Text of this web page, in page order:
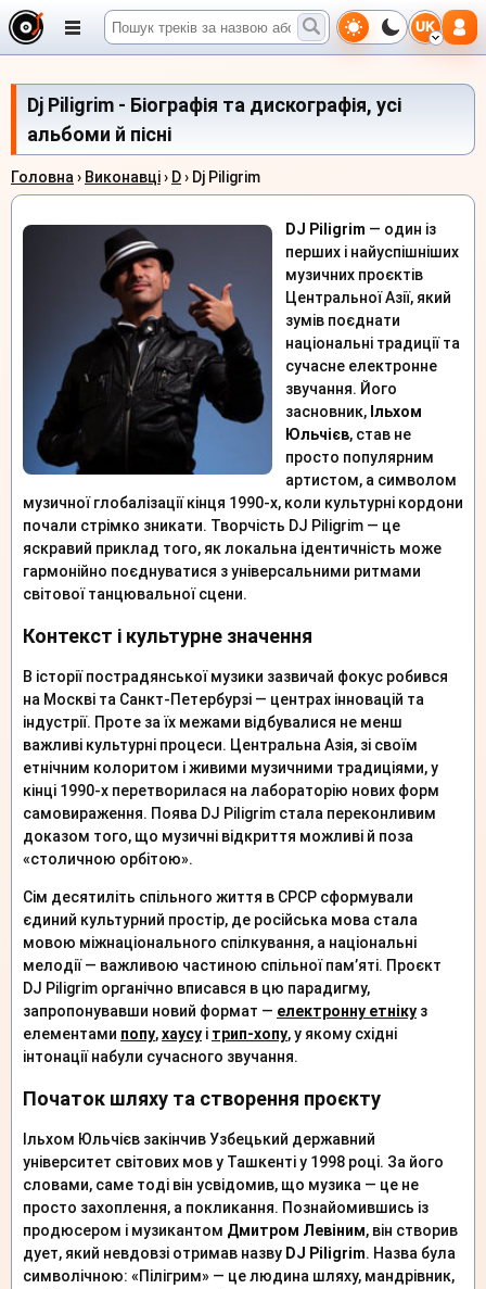
UK
Dj Piligrim - Біографія та дискографія, усі
альбоми й пісні
Головна › Виконавці› D› Dj Piligrim
DJ Piligrim — один із
перших і найуспішніших
музичних проєктів
Центральної Азії, який
зумів поєднати
національні традиції та
сучасне електронне
звучання. Його
засновник, Ільхом
Юльчієв, став не
просто популярним
артистом, а символом
музичної глобалізації кінця 1990-х, коли культурні кордони
почали стрімко зникати. Творчість DJ Piligrim — це
яскравий приклад того, як локальна ідентичність може
гармонійно поєднуватися з універсальними ритмами
світової танцювальної сцени.
Контекст і культурне значення
В історії пострадянської музики зазвичай фокус робився
на Москві та Санкт-Петербурзі — центрах інновацій та
індустрії. Проте за їх межами відбувалися не менш
важливі культурні процеси. Центральна Азія, зі своїм
етнічним колоритом і живими музичними традиціями, у
кінці 1990-х перетворилася на лабораторію нових форм
самовираження. Поява DJ Piligrim стала переконливим
доказом того, що музичні відкриття можливі й поза
«столичною орбітою».
Сім десятиліть спільного життя в СРСР сформували
єдиний культурний простір, де російська мова стала
мовою міжнаціонального спілкування, а національні
мелодії — важливою частиною спільної пам’яті. Проєкт
DJ Piligrim органічно вписався в цю парадигму,
запропонувавши новий формат — електронну етніку з
елементами попу,хаусу і трип-хопу, у якому східні
інтонації набули сучасного звучання.
Початок шляху та створення проєкту
Ільхом Юльчієв закінчив Узбецький державний
університет світових мов у Ташкенті у 1998 році. За його
словами, саме тоді він усвідомив, що музика — це не
просто захоплення, а покликання. Познайомившись із
продюсером і музикантом Дмитром Левіним, він створив
дует, який невдовзі отримав назву DJ Piligrim. Назва була
символічною: «Пілігрим» — це людина шляху, мандрівник,